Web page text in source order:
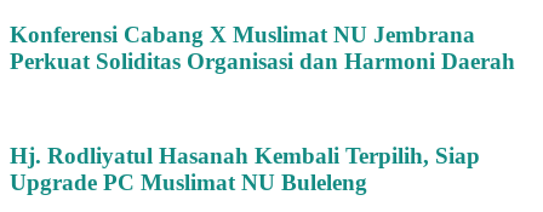
Konferensi Cabang X Muslimat NU Jembrana
Perkuat Soliditas Organisasi dan Harmoni Daerah
Hj. Rodliyatul Hasanah Kembali Terpilih, Siap
Upgrade PC Muslimat NU Buleleng